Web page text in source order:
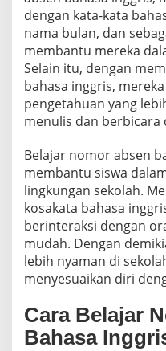
dengan kata-kata
nama bulan, dan
membantu mereka
Selain itu, dengan
bahasa inggris,
pengetahuan yang
menulis dan berbicara
Belajar nomor absen
membantu siswa
lingkungan sekolah.
kosakata bahasa
berinteraksi dengan
mudah. Dengan
lebih nyaman di
menyesuaikan diri
Cara Belajar
Bahasa